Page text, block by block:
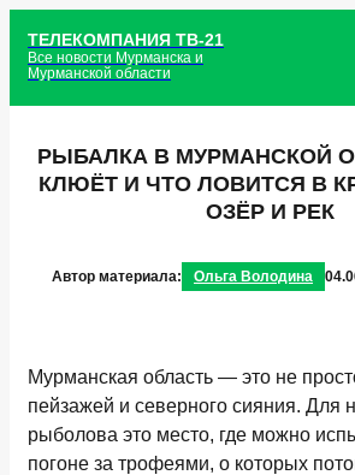
ТЕЛЕКОМПАНИЯ ТВ-21
Все новости Мурманска и
Мурманской области
РЫБАЛКА В МУРМАНСКОЙ
КЛЮЁТ И ЧТО ЛОВИТСЯ В
ОЗЁР И РЕК
Автор материала: Ольга Володина
Мурманская область — это не
пейзажей и северного сияния. Для
рыболова это место, где можно
погоне за трофеями, о которых